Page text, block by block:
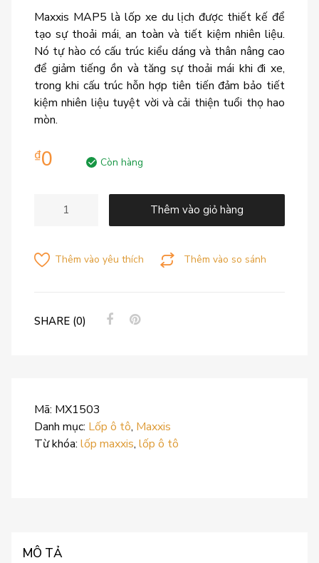
Maxxis MAP5 là lốp xe du lịch được thiết kế để
tạo sự thoải mái, an toàn và tiết kiệm nhiên liệu.
Nó tự hào có cấu trúc kiểu dáng và thân nâng cao
để giảm tiếng ồn và tăng sự thoải mái khi đi xe,
trong khi cấu trúc hỗn hợp tiên tiến đảm bảo tiết
kiệm nhiên liệu tuyệt vời và cải thiện tuổi thọ hao
mòn.
₫0 Còn hàng
Thêm vào giỏ hàng
Thêm vào so sánh
Thêm vào yêu thích
SHARE (0)
Mã: MX1503
Danh mục: Lốp ô tô, Maxxis
Từ khóa: lốp maxxis, lốp ô tô
MÔ TẢ